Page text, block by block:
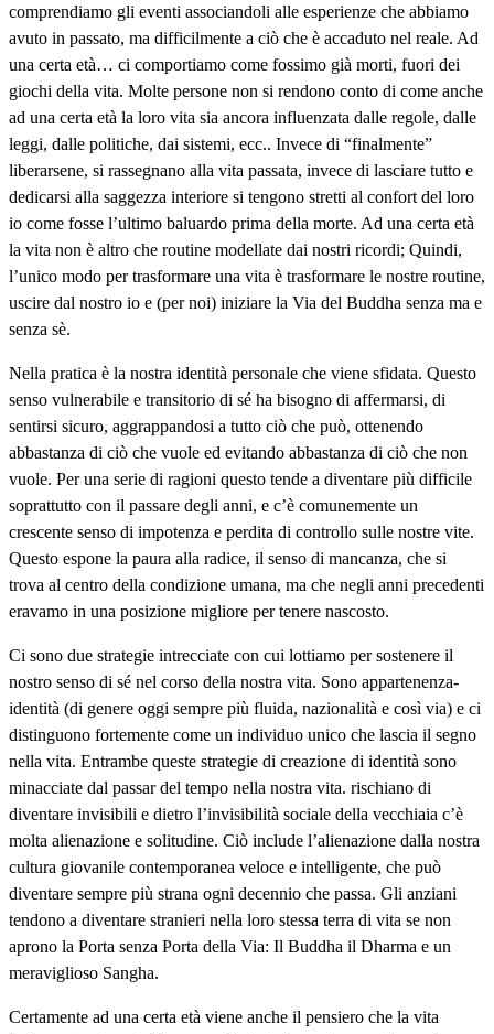
comprendiamo gli eventi associandoli alle esperienze che abbiamo
avuto in passato, ma difficilmente a ciò che è accaduto nel reale. Ad
una certa età… ci comportiamo come fossimo già morti, fuori dei
giochi della vita. Molte persone non si rendono conto di come anche
ad una certa età la loro vita sia ancora influenzata dalle regole, dalle
leggi, dalle politiche, dai sistemi, ecc.. Invece di “finalmente”
liberarsene, si rassegnano alla vita passata, invece di lasciare tutto e
dedicarsi alla saggezza interiore si tengono stretti al confort del loro
io come fosse l’ultimo baluardo prima della morte. Ad una certa età
la vita non è altro che routine modellate dai nostri ricordi; Quindi,
l’unico modo per trasformare una vita è trasformare le nostre routine,
uscire dal nostro io e (per noi) iniziare la Via del Buddha senza ma e
senza sè.
Nella pratica è la nostra identità personale che viene sfidata. Questo
senso vulnerabile e transitorio di sé ha bisogno di affermarsi, di
sentirsi sicuro, aggrappandosi a tutto ciò che può, ottenendo
abbastanza di ciò che vuole ed evitando abbastanza di ciò che non
vuole. Per una serie di ragioni questo tende a diventare più difficile
soprattutto con il passare degli anni, e c’è comunemente un
crescente senso di impotenza e perdita di controllo sulle nostre vite.
Questo espone la paura alla radice, il senso di mancanza, che si
trova al centro della condizione umana, ma che negli anni precedenti
eravamo in una posizione migliore per tenere nascosto.
Ci sono due strategie intrecciate con cui lottiamo per sostenere il
nostro senso di sé nel corso della nostra vita. Sono appartenenza-
identità (di genere oggi sempre più fluida, nazionalità e così via) e ci
distinguono fortemente come un individuo unico che lascia il segno
nella vita. Entrambe queste strategie di creazione di identità sono
minacciate dal passar del tempo nella nostra vita. rischiano di
diventare invisibili e dietro l’invisibilità sociale della vecchiaia c’è
molta alienazione e solitudine. Ciò include l’alienazione dalla nostra
cultura giovanile contemporanea veloce e intelligente, che può
diventare sempre più strana ogni decennio che passa. Gli anziani
tendono a diventare stranieri nella loro stessa terra di vita se non
aprono la Porta senza Porta della Via: Il Buddha il Dharma e un
meraviglioso Sangha.
Certamente ad una certa età viene anche il pensiero che la vita